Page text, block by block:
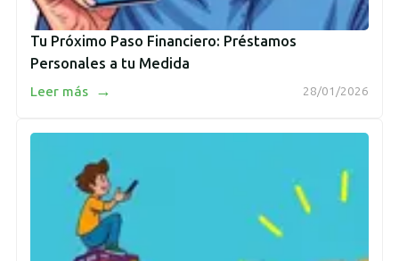
Tu Próximo Paso Financiero: Préstamos
Personales a tu Medida
28/01/2026
Leer más →